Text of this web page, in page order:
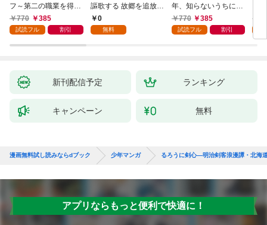
フ～第二の職業を得
て、世界最強になりま
した～ 1巻
770 385
試読フル 割引
謳歌する 故郷を追放さ
れたら、魔王のお膝元
で超絶効果のマジック
0
無料
年、知らないうちにレ
ベルMAXになってまし
た 1巻
770 385
試読フル 割引
新刊配信予定 ランキング
キャンペーン 無料
漫画無料試し読みならdブック 少年マンガ るろうに剣心―明治剣客浪漫譚・北海
アプリならもっと便利で快適に！